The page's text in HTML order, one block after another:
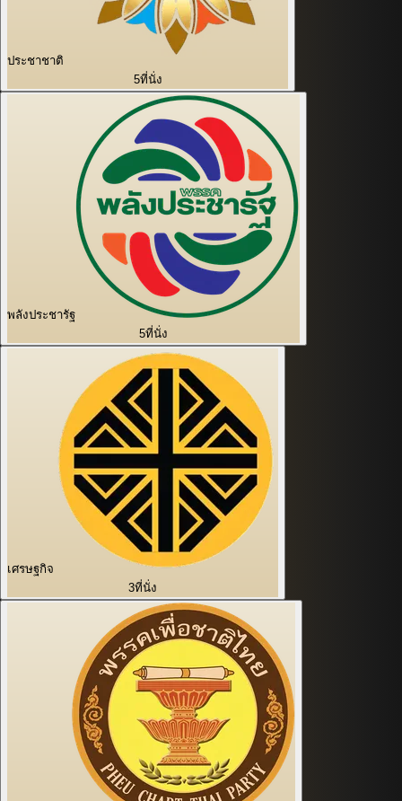
ประชาชาติ
5ที่นั่ง
พลังประชารัฐ
5ที่นั่ง
เศรษฐกิจ
3ที่นั่ง